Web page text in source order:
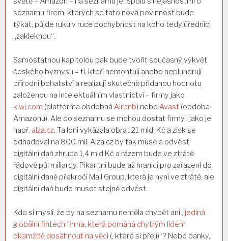
seznamu firem, kterých se tato nová povinnost bude
týkat, půjde ruku v ruce pochybnost na koho tedy úředníci
„zakleknou“.
Samostatnou kapitolou pak bude tvořit současný výkvět
českého byznysu – ti, kteří nemontují anebo neplundrují
přírodní bohatství a realizují skutečně přidanou hodnotu
založenou na intelektuálním vlastnictví – firmy jako
kiwi.com (platforma obdobná Airbnb) nebo Avast (obdoba
Amazonu). Ale do seznamu se mohou dostat firmy i jako je
např. alza.cz. Ta loni vykázala obrat 21 mld. Kč a zisk se
odhadoval na 800 mil. Alza.cz by tak musela odvést
digitální daň zhruba 1,4 mld Kč a rázem bude ve ztrátě
řádově půl miliardy. Pikantní bude až hranici pro zařazení do
digitální daně překročí Mall Group, která je nyní ve ztrátě, ale
digitální daň bude muset stejně odvést.
Kdo si myslí, že by na seznamu neměla chybět ani „jediná
globální fintech firma, která pomáhá chytrým lidem
okamžitě dosáhnout na věci (, které si přejí)“? Nebo banky,